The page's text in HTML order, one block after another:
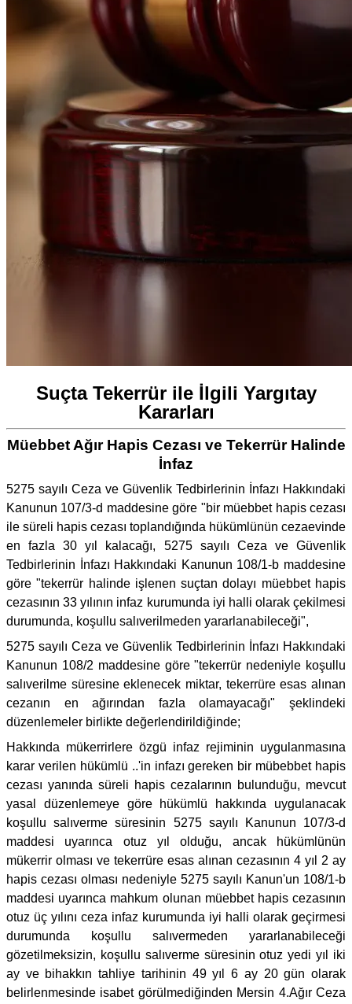
Suçta Tekerrür ile İlgili Yargıtay
Kararları
Müebbet Ağır Hapis Cezası ve Tekerrür Halinde
İnfaz
5275 sayılı Ceza ve Güvenlik Tedbirlerinin İnfazı Hakkındaki
Kanunun 107/3-d maddesine göre "bir müebbet hapis cezası
ile süreli hapis cezası toplandığında hükümlünün cezaevinde
en fazla 30 yıl kalacağı, 5275 sayılı Ceza ve Güvenlik
Tedbirlerinin İnfazı Hakkındaki Kanunun 108/1-b maddesine
göre "tekerrür halinde işlenen suçtan dolayı müebbet hapis
cezasının 33 yılının infaz kurumunda iyi halli olarak çekilmesi
durumunda, koşullu salıverilmeden yararlanabileceği",
5275 sayılı Ceza ve Güvenlik Tedbirlerinin İnfazı Hakkındaki
Kanunun 108/2 maddesine göre "tekerrür nedeniyle koşullu
salıverilme süresine eklenecek miktar, tekerrüre esas alınan
cezanın en ağırından fazla olamayacağı" şeklindeki
düzenlemeler birlikte değerlendirildiğinde;
Hakkında mükerrirlere özgü infaz rejiminin uygulanmasına
karar verilen hükümlü ..'in infazı gereken bir mübebbet hapis
cezası yanında süreli hapis cezalarının bulunduğu, mevcut
yasal düzenlemeye göre hükümlü hakkında uygulanacak
koşullu salıverme süresinin 5275 sayılı Kanunun 107/3-d
maddesi uyarınca otuz yıl olduğu, ancak hükümlünün
mükerrir olması ve tekerrüre esas alınan cezasının 4 yıl 2 ay
hapis cezası olması nedeniyle 5275 sayılı Kanun'un 108/1-b
maddesi uyarınca mahkum olunan müebbet hapis cezasının
otuz üç yılını ceza infaz kurumunda iyi halli olarak geçirmesi
durumunda koşullu salıvermeden yararlanabileceği
gözetilmeksizin, koşullu salıverme süresinin otuz yedi yıl iki
ay ve bihakkın tahliye tarihinin 49 yıl 6 ay 20 gün olarak
belirlenmesinde isabet görülmediğinden Mersin 4.Ağır Ceza